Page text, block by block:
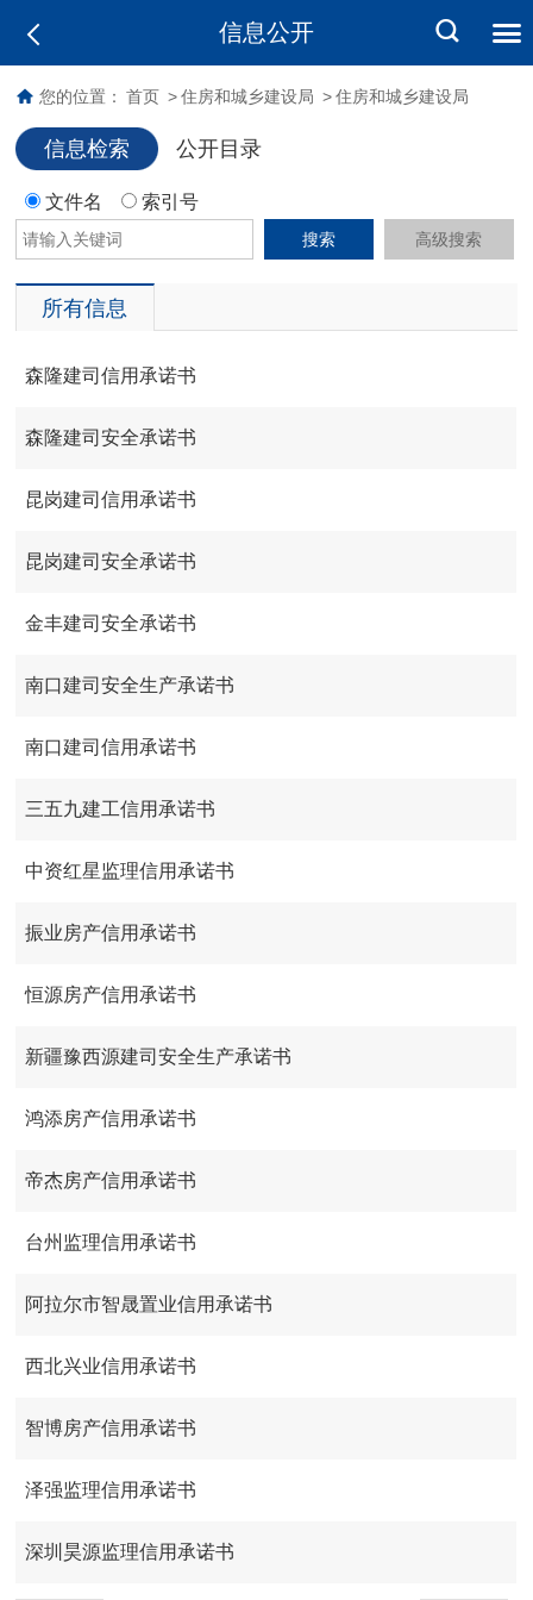
信息公开
您的位置： 首页 > 住房和城乡建设局 > 住房和城乡建设局
信息检索 公开目录
文件名 索引号
搜索 高级搜索
所有信息
森隆建司信用承诺书
森隆建司安全承诺书
昆岗建司信用承诺书
昆岗建司安全承诺书
金丰建司安全承诺书
南口建司安全生产承诺书
南口建司信用承诺书
三五九建工信用承诺书
中资红星监理信用承诺书
振业房产信用承诺书
恒源房产信用承诺书
新疆豫西源建司安全生产承诺书
鸿添房产信用承诺书
帝杰房产信用承诺书
台州监理信用承诺书
阿拉尔市智晟置业信用承诺书
西北兴业信用承诺书
智博房产信用承诺书
泽强监理信用承诺书
深圳昊源监理信用承诺书